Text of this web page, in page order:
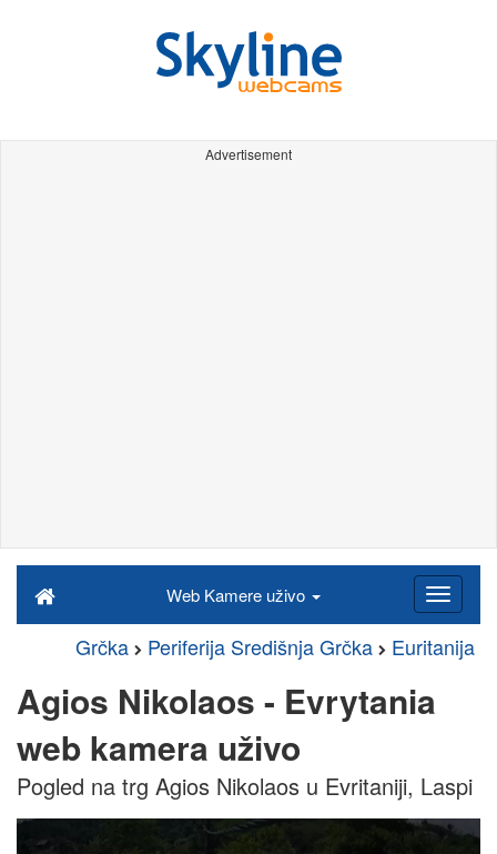
Advertisement
Web Kamere uživo
Grčka Periferija Središnja Grčka Euritanija
Agios Nikolaos - Evrytania
web kamera uživo
Pogled na trg Agios Nikolaos u Evritaniji, Laspi